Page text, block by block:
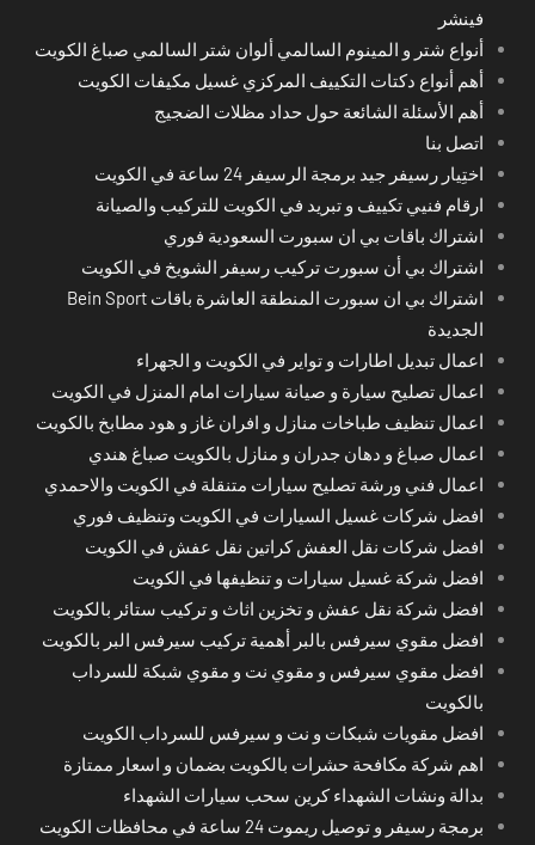
فينشر
أنواع شتر و المينوم السالمي ألوان شتر السالمي صباغ الكويت
أهم أنواع دكتات التكييف المركزي غسيل مكيفات الكويت
أهم الأسئلة الشائعة حول حداد مظلات الضجيج
اتصل بنا
اختِيار رسيفر جيد برمجة الرسيفر 24 ساعة في الكويت
ارقام فنيي تكييف و تبريد في الكويت للتركيب والصيانة
اشتراك باقات بي ان سبورت السعودية فوري
اشتراك بي أن سبورت تركيب رسيفر الشويخ في الكويت
اشتراك بي ان سبورت المنطقة العاشرة باقات Bein Sport
الجديدة
اعمال تبديل اطارات و تواير في الكويت و الجهراء
اعمال تصليح سيارة و صيانة سيارات امام المنزل في الكويت
اعمال تنظيف طباخات منازل و افران غاز و هود مطابخ بالكويت
اعمال صباغ و دهان جدران و منازل بالكويت صباغ هندي
اعمال فني ورشة تصليح سيارات متنقلة في الكويت والاحمدي
افضل شركات غسيل السيارات في الكويت وتنظيف فوري
افضل شركات نقل العفش كراتين نقل عفش في الكويت
افضل شركة غسيل سيارات و تنظيفها في الكويت
افضل شركة نقل عفش و تخزين اثاث و تركيب ستائر بالكويت
افضل مقوي سيرفس بالبر أهمية تركيب سيرفس البر بالكويت
افضل مقوي سيرفس و مقوي نت و مقوي شبكة للسرداب
بالكويت
افضل مقويات شبكات و نت و سيرفس للسرداب الكويت
اهم شركة مكافحة حشرات بالكويت بضمان و اسعار ممتازة
بدالة ونشات الشهداء كرين سحب سيارات الشهداء
برمجة رسيفر و توصيل ريموت 24 ساعة في محافظات الكويت